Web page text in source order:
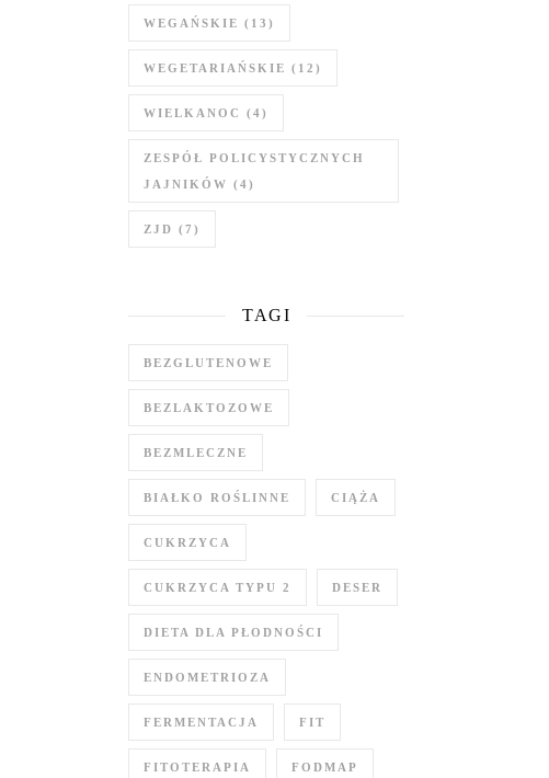
WEGAŃSKIE (13)
WEGETARIAŃSKIE (12)
WIELKANOC (4)
ZESPÓŁ POLICYSTYCZNYCH
JAJNIKÓW (4)
ZJD (7)
TAGI
BEZGLUTENOWE
BEZLAKTOZOWE
BEZMLECZNE
BIAŁKO ROŚLINNE CIĄŻA
CUKRZYCA
CUKRZYCA TYPU 2 DESER
DIETA DLA PŁODNOŚCI
ENDOMETRIOZA
FERMENTACJA FIT
FITOTERAPIA FODMAP